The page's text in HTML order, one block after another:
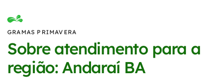
GRAMAS PRIMAVERA
Sobre atendimento para a
região: Andaraí BA